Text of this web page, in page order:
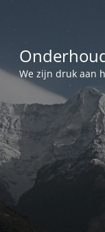
We zijn druk aan